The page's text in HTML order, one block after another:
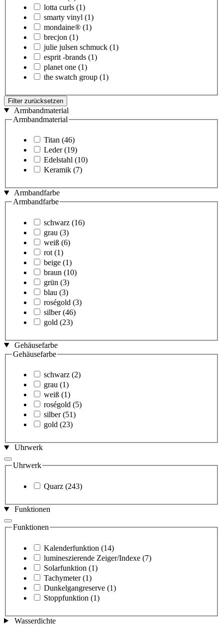
lotta curls (1)
smarty vinyl (1)
mondaine® (1)
brecjon (1)
julie julsen schmuck (1)
esprit -brands (1)
planet one (1)
the swatch group (1)
Filter zurücksetzen
Armbandmaterial
Armbandmaterial
Titan (46)
Leder (19)
Edelstahl (10)
Keramik (7)
Armbandfarbe
Armbandfarbe
schwarz (16)
grau (3)
weiß (6)
rot (1)
beige (1)
braun (10)
grün (3)
blau (3)
roségold (3)
silber (46)
gold (23)
Gehäusefarbe
Gehäusefarbe
schwarz (2)
grau (1)
weiß (1)
roségold (5)
silber (51)
gold (23)
Uhrwerk
Uhrwerk
Quarz (243)
Funktionen
Funktionen
Kalenderfunktion (14)
lumineszierende Zeiger/Indexe (7)
Solarfunktion (1)
Tachymeter (1)
Dunkelgangreserve (1)
Stoppfunktion (1)
Wasserdichte